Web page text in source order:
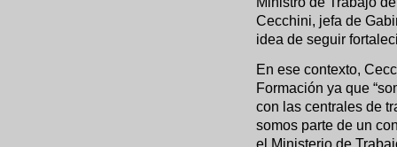
Cecchini, jefa de
idea de seguir
En ese contexto,
Formación ya que
con las centrales de
somos parte de un
el Ministerio de